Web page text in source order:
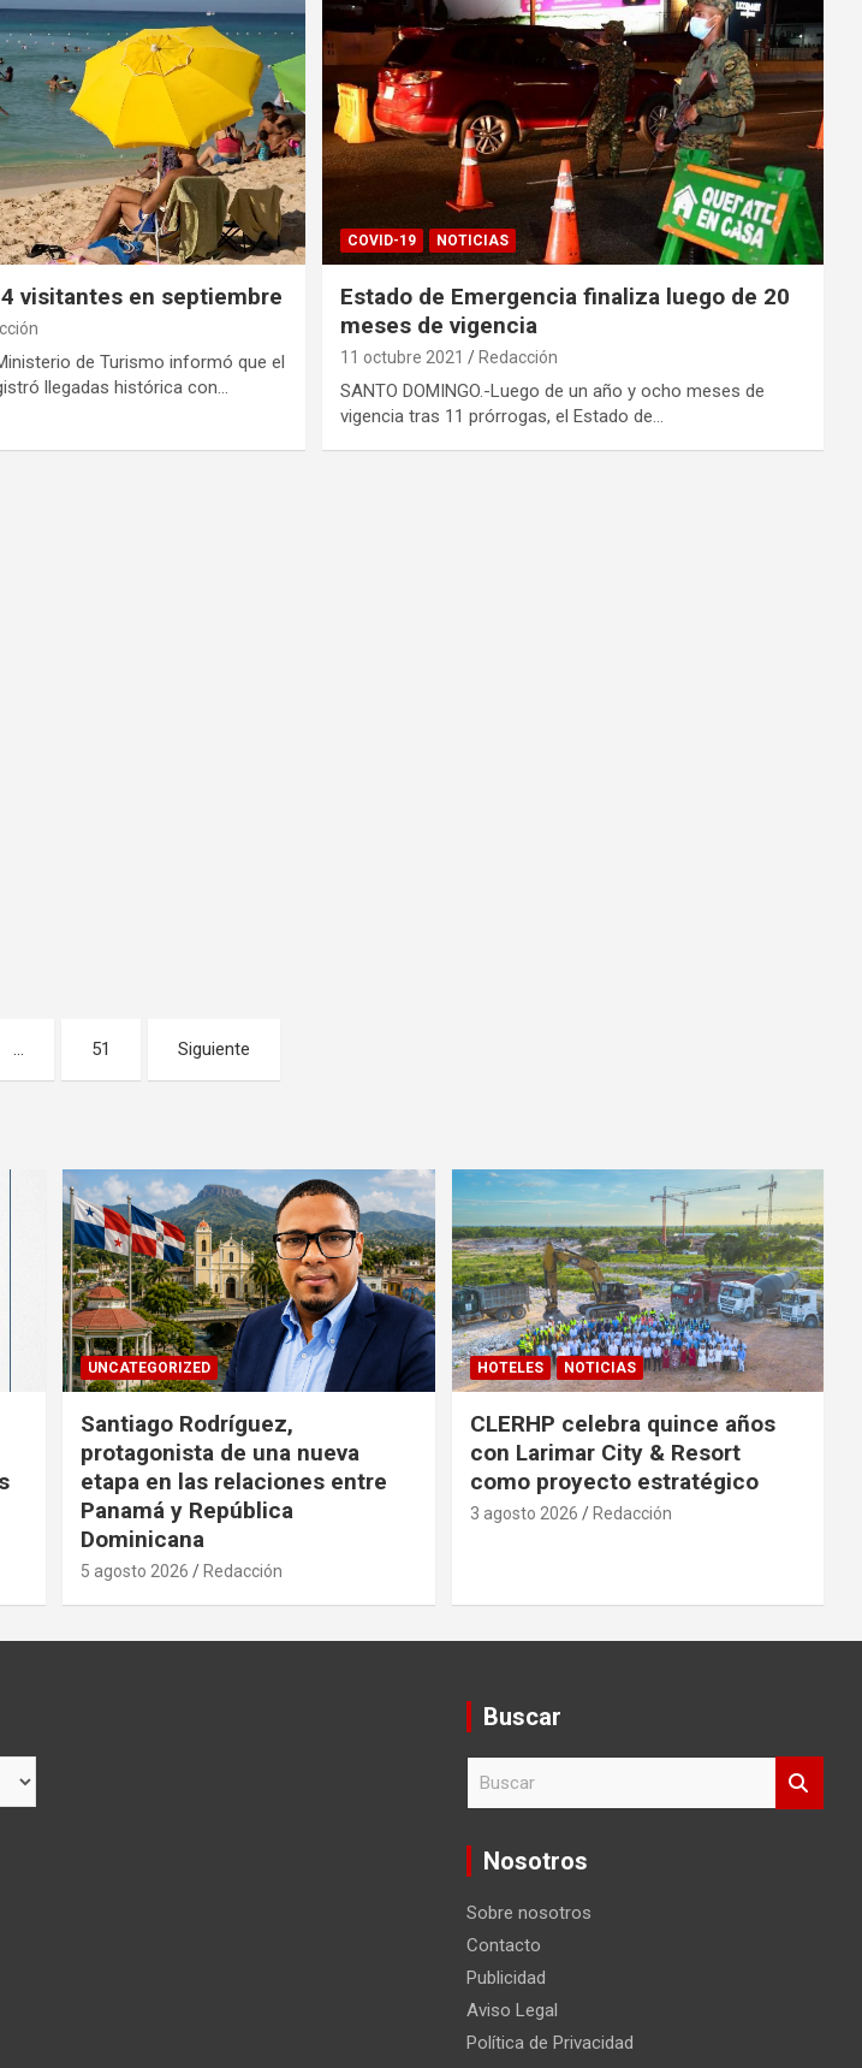
visitantes en septiembre
de Turismo informó que el
llegadas histórica con…
COVID-19 NOTICIAS
Estado de Emergencia finaliza luego de 20
meses de vigencia
11 octubre 2021 Redacción
SANTO DOMINGO.-Luego de un año y ocho meses de
vigencia tras 11 prórrogas, el Estado de…
51 Siguiente
UNCATEGORIZED
Santiago Rodríguez,
protagonista de una nueva
etapa en las relaciones entre
Panamá y República
Dominicana
5 agosto 2026 Redacción
HOTELES NOTICIAS
CLERHP celebra quince años
con Larimar City & Resort
como proyecto estratégico
3 agosto 2026 Redacción
Buscar
c
Nosotros
Sobre nosotros
Contacto
Publicidad
Aviso Legal
Política de Privacidad